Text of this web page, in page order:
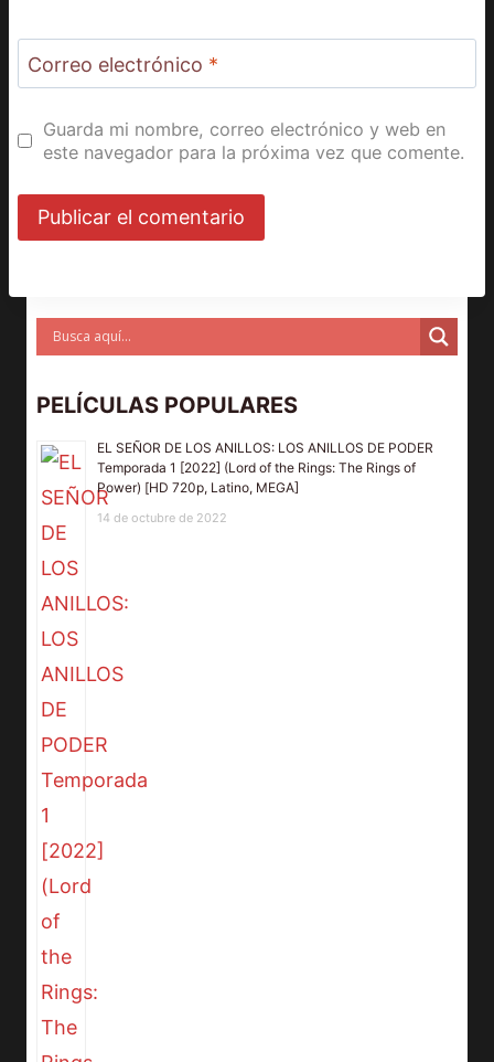
Correo electrónico *
Guarda mi nombre, correo electrónico y web en
este navegador para la próxima vez que comente.
PELÍCULAS POPULARES
EL SEÑOR DE LOS ANILLOS: LOS ANILLOS DE PODER
Temporada 1 [2022] (Lord of the Rings: The Rings of
Power) [HD 720p, Latino, MEGA]
14 de octubre de 2022